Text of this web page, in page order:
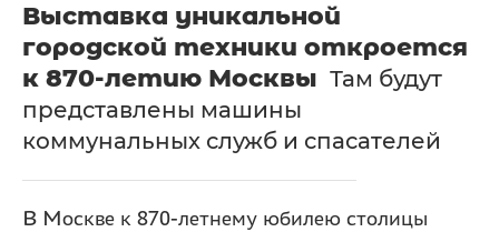
Выставка уникальной
городской техники откроется
к 870-летию Москвы Там будут
представлены машины
коммунальных служб и спасателей
В Москве к 870-летнему юбилею столицы